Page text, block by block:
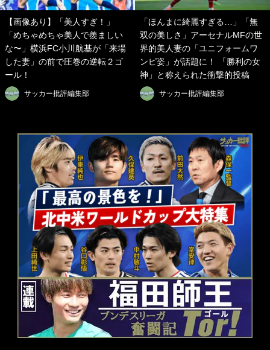
【画像あり】「美人すぎ！」
「めちゃめちゃ美人で羨ましい
な〜」横浜FC小川航基が「来場
した妻」の前で圧巻の逆転２ゴ
ール！
サッカー批評編集部
「ほんまに綺麗すぎる…」「無
双の美しさ」アーセナルMFの世
界的美人妻の「ユニフォームワ
ンピ姿」が話題に！ 「勝利の女
神」と称えられた衝撃的投稿
サッカー批評編集部